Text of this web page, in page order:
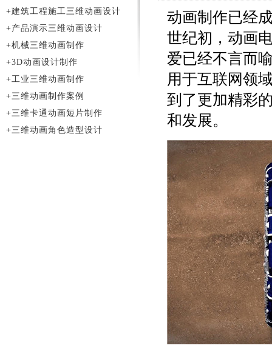
动画制作已经
世纪初，动画
爱已经不言而
用于互联网领
到了更加精彩
和发展。
+建筑工程施工三维动画设计
+产品演示三维动画设计
+机械三维动画制作
+3D动画设计制作
+工业三维动画制作
+三维动画制作案例
+三维卡通动画短片制作
+三维动画角色造型设计